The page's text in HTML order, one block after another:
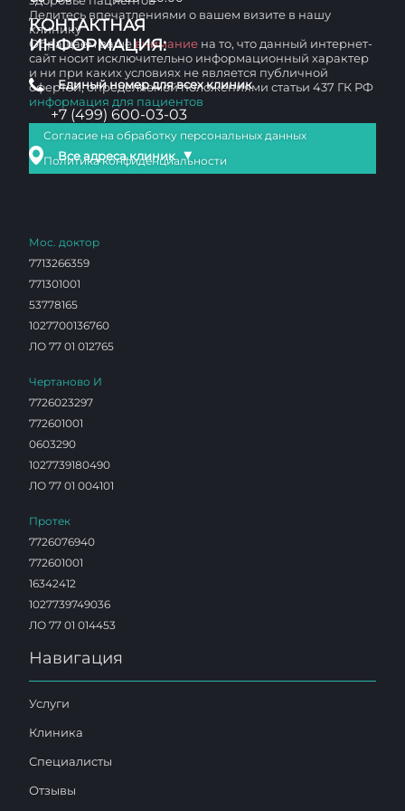
КОНТАКТНАЯ
ИНФОРМАЦИЯ:
Единый номер для всех клиник
+7 (499) 600-03-03
Все адреса клиник ▼
Делитесь впечатлениями о вашем визите в нашу
клинику
Обращаем вашевнимание на то, что данный интернет-
сайт носит исключительно информационный характер
и ни при каких условиях не является публичной
офертой, определяемой положениями статьи 437 ГК РФ
информация для пациентов
Согласие на обработку персональных данных
Политика конфиденциальности
Мос. доктор
7713266359
771301001
53778165
1027700136760
ЛО 77 01 012765
Чертаново И
7726023297
772601001
0603290
1027739180490
ЛО 77 01 004101
Протек
7726076940
772601001
16342412
1027739749036
ЛО 77 01 014453
Навигация
Услуги
Клиника
Специалисты
Отзывы